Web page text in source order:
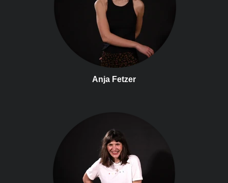
Anja Fetzer